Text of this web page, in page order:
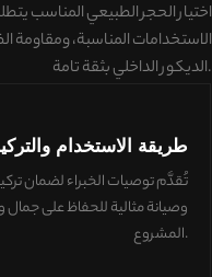
اختيار الحجر الطبيعي المناسب
الاستخدامات المناسبة، ومقاومة
الديكور الداخليبثقة تامة.
طريقة الاستخدام
تُقدَّم توصيات الخبراء لضمان
وصيانة مثاليةللحفاظ على جمال
المشروع.